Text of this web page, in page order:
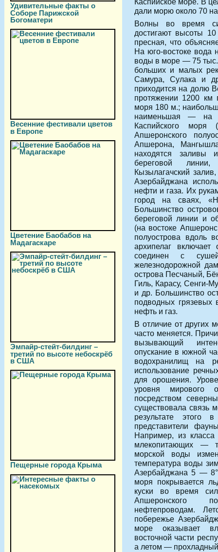
Удивительные факты о
Соборе Парижской
Богоматери
Весенние фестивали цветов
в Европе
Цветение Баобабов на
Мадагаскаре
Эмпайр-стейт-билдинг –
третий по высоте небоскрёб
в США
Пещерные города Крыма
дали морю около 70
Волны во время
достигают высоты
пресная, что
На юго-востоке вода
воды в море — 75 тыс.
больших и малых
Самура, Сулака и
приходится на долю
протяжении 1200
моря 180 м.;
наименьшая — на
Каспийского
Апшеронского
Апшерона,
находятся заливы
береговой
Кызылагачский
Азербайджана
нефти и газа. Их
город на сваях,
Большинство
береговой линии и
(на востоке
полуострова вдоль
архипелаг
соединен с
железнодорожной
острова Песчаный,
Гиль, Карасу, Сенги-
и др. Большинство
подводных грязевых
нефть и газ.
В отличие от других
часто меняется.
вызывающий
опускание в южной
водохранилищ на
использование
для орошения.
уровня мирового
посредством
существовала связь
результате этого
представители
Например, из класса
млекопитающих —
морской воды
температура воды
Азербайджана 5 —
моря покрывается
куски во время
Апшеронского
нефтепроводам.
побережье
море оказывает
восточной части
а летом —